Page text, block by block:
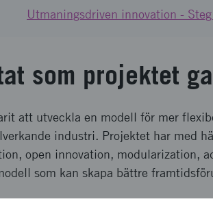
Utmaningsdriven innovation -
som projektet
att utveckla en modell för mer
industri. Projektet har med
open innovation, modularization,
som kan skapa bättre